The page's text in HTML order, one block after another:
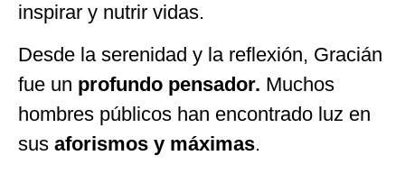
inspirar y nutrir vidas.
Desde la serenidad y la reflexión, Gracián
fue un profundo pensador. Muchos
hombres públicos han encontrado luz en
sus aforismos y máximas.